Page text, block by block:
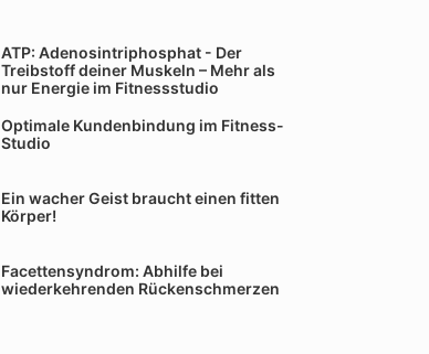
ATP: Adenosintriphosphat - Der
Treibstoff deiner Muskeln – Mehr als
nur Energie im Fitnessstudio
Optimale Kundenbindung im Fitness-
Studio
Ein wacher Geist braucht einen fitten
Körper!
Facettensyndrom: Abhilfe bei
wiederkehrenden Rückenschmerzen